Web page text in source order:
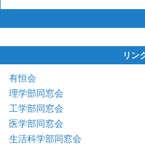
リン
有恒会
理学部同窓会
工学部同窓会
医学部同窓会
生活科学部同窓会